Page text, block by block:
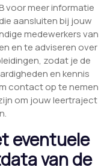
voor meer informatie
aansluiten bij jouw
medewerkers van
en te adviseren over
zodat je de
en kennis
contact op te nemen
om jouw leertraject
eventuele
van de